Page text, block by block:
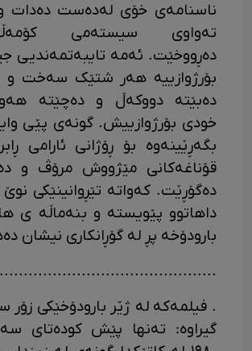
ناسنامەی خۆی لەدەست دەدات
تەواوی سیستەمی
دەڕووخێت. ئەمە تایبەتمەندیی
بۆرژوازییە هەر شتێک سەخت و
دەبێتە دووکەڵ و دەچێتە
خودی بۆرژوازییش. گونەی پێی
بگەڕێینەوە بۆ ڕۆژانی ئارامی
قۆناغەکانی مێژووش مرۆڤ و
دەگۆڕێت. کەواتە تێڕوانینێکی
داهاتوو پێویستە و بنەماڵە ی
بارودۆخە پڕ لە گۆڕانکاری نیشان
. فیلمەکە لە ژێر بارودۆخێکی زۆر
گیراوە: تەنها پێش کودەتای